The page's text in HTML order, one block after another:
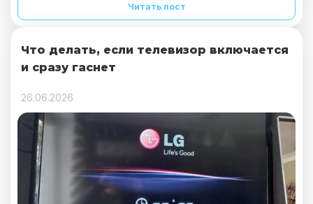
Читать пост
Что делать, если телевизор включается
и сразу гаснет
26.06.2026